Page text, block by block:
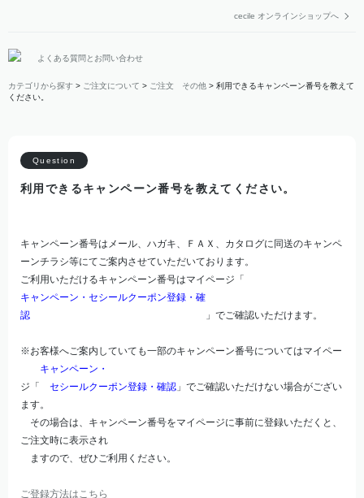
cecile オンラインショップへ
よくある質問とお問い合わせ
カテゴリから探す > ご注文について > ご注文 その他 > 利用できるキャンペーン番号を教えて
ください。
利用できるキャンペーン番号を教えてください。
キャンペーン番号はメール、ハガキ、ＦＡＸ、カタログに同送のキャンペ
ーンチラシ等にてご案内させていただいております。
ご利用いただけるキャンペーン番号はマイページ「
キャンペーン・セシールクーポン登録・確
認
」でご確認いただけます。
※お客様へご案内していても一部のキャンペーン番号についてはマイペー
ジ「
キャンペーン・
セシールクーポン登録・確認 」でご確認いただけない場合がござい
ます。
その場合は、キャンペーン番号をマイページに事前に登録いただくと、
ご注文時に表示され
ますので、ぜひご利用ください。
ご登録方法はこちら